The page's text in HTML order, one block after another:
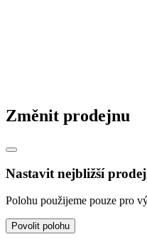
Změnit prodejnu
Nastavit nejbližší
Polohu použijeme pouze pro
Povolit polohu